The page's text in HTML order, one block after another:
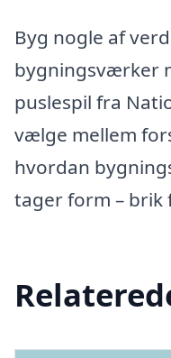
Byg nogle af
bygningsværker
puslespil fra
vælge mellem
hvordan
tager form – brik